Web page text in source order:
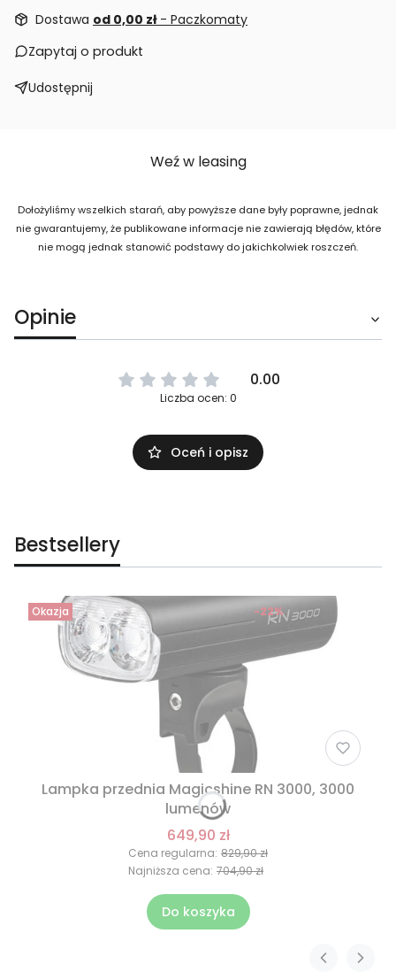
Dostawa od 0,00 zł - Paczkomaty
Zapytaj o produkt
Udostępnij
Weź w leasing
Dołożyliśmy wszelkich starań, aby powyższe dane były poprawne, jednak
nie gwarantujemy, że publikowane informacje nie zawierają błędów, które
nie mogą jednak stanowić podstawy do jakichkolwiek roszczeń.
Opinie
0.00
Liczba ocen: 0
Oceń i opisz
Bestsellery
Okazja
Lampka przednia Magicshine RN 3000, 3000
lumenów
649,90 zł
Cena regularna: 829,90 zł
-22%
Najniższa cena: 704,90 zł
Do koszyka